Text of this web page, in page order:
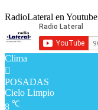
RadioLateral en Youtube
Clima
POSADAS
Cielo Limpio
8 ℃